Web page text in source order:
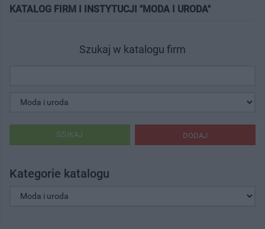
KATALOG FIRM I INSTYTUCJI "MODA I URODA"
Szukaj w katalogu firm
DODAJ
SZUKAJ
Kategorie katalogu